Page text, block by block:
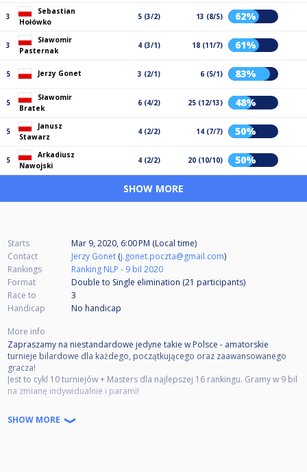
3
Sebastian
Hołówko
5 (3/2) 13 (8/5) 62%
3
Sławomir
Pasternak
4 (3/1) 18 (11/7) 61%
5 Jerzy Gonet 3 (2/1) 6 (5/1) 83%
5
Sławomir
Bratek
6 (4/2) 25 (12/13) 48%
5
Janusz
Stawarz
4 (2/2) 14 (7/7) 50%
5
Arkadiusz
Nawojski
4 (2/2) 20 (10/10) 50%
SHOW MORE
Starts
Mar 9, 2020, 6:00 PM (Local time)
Contact
Jerzy Gonet (j.gonet.poczta@gmail.com)
Rankings
Ranking NLP - 9 bil 2020
Format
Double to Single elimination (21 participants)
Race to
3
Handicap
No handicap
More info
Zapraszamy na niestandardowe jedyne takie w Polsce - amatorskie
turnieje bilardowe dla każdego, początkującego oraz zaawansowanego
gracza!
Jest to cykl 10 turniejów + Masters dla najlepszej 16 rankingu. Gramy w 9 bil
na zmianę indywidualnie i parami!
W każdy poniedziałek w "Ósemce" start zawsze godz. 18:00!!
SHOW MORE